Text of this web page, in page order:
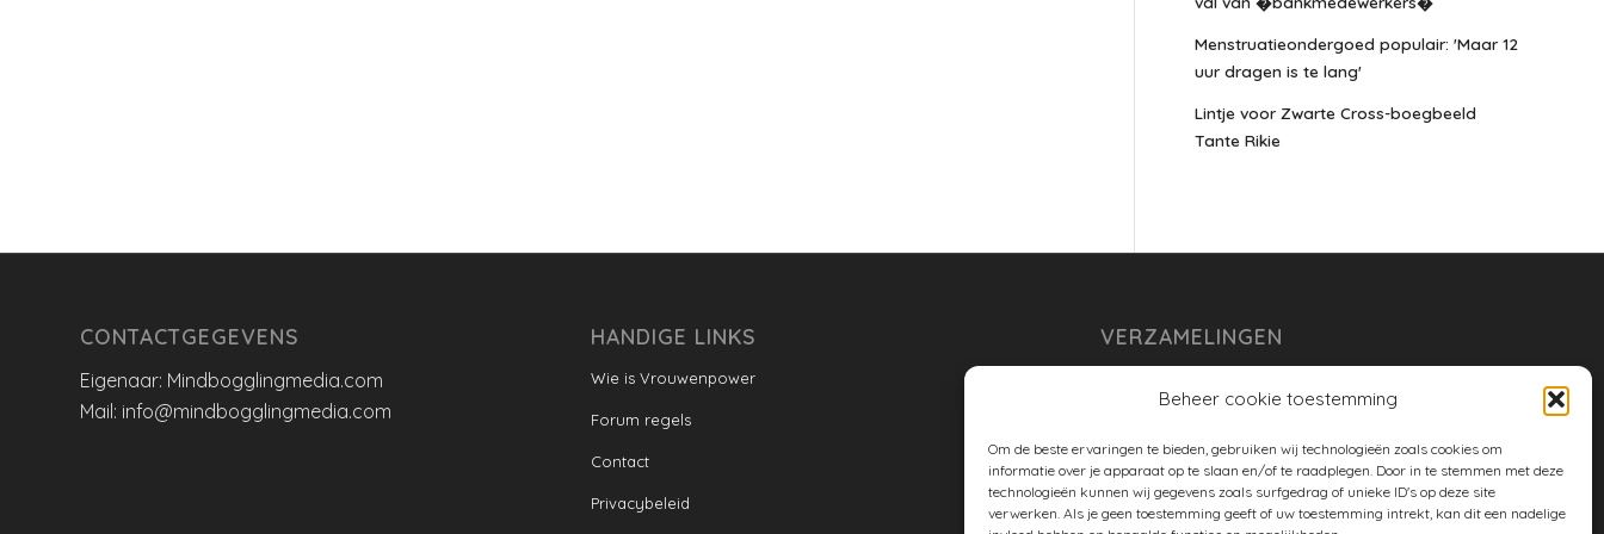
Beheer cookie toestemming
Om de beste ervaringen te bieden, gebruiken wij technologieën zoals cookies om
informatie over je apparaat op te slaan en/of te raadplegen. Door in te stemmen met deze
technologieën kunnen wij gegevens zoals surfgedrag of unieke ID's op deze site
verwerken. Als je geen toestemming geeft of uw toestemming intrekt, kan dit een nadelige
Menstruatieondergoed populair: 'Maar 12
uur dragen is te lang'
Lintje voor Zwarte Cross-boegbeeld
Tante Rikie
CONTACTGEGEVENS
Eigenaar: Mindbogglingmedia.com
Mail: info@mindbogglingmedia.com
HANDIGE LINKS
Wie is Vrouwenpower
Forum regels
Contact
Privacybeleid
VERZAMELINGEN
huishouden
spreekwoorden en gezegden